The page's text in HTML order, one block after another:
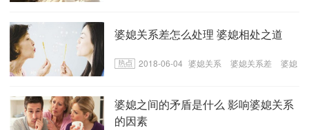
婆媳关系差怎么处理 婆媳相处之道
2018-06-04 婆媳关系 婆媳关系差
婆媳
婆媳之间的矛盾是什么 影响婆媳关系
的因素